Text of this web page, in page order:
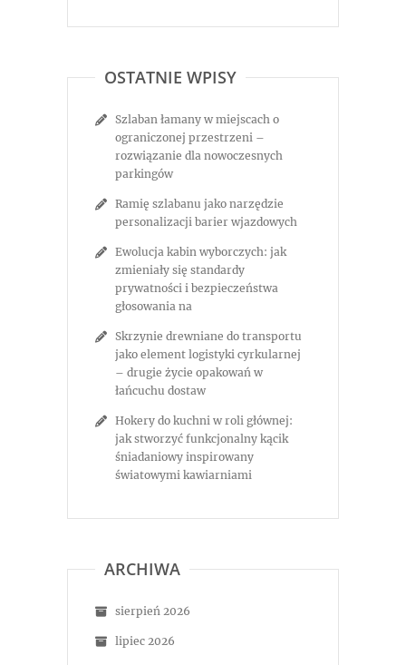
OSTATNIE WPISY
Szlaban łamany w miejscach o
ograniczonej przestrzeni –
rozwiązanie dla nowoczesnych
parkingów
Ramię szlabanu jako narzędzie
personalizacji barier wjazdowych
Ewolucja kabin wyborczych: jak
zmieniały się standardy
prywatności i bezpieczeństwa
głosowania na
Skrzynie drewniane do transportu
jako element logistyki cyrkularnej
– drugie życie opakowań w
łańcuchu dostaw
Hokery do kuchni w roli głównej:
jak stworzyć funkcjonalny kącik
śniadaniowy inspirowany
światowymi kawiarniami
ARCHIWA
sierpień 2026
lipiec 2026